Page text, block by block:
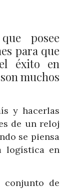
posee
para que
éxito en
muchos
y hacerlas
de un reloj
se piensa
logística en
conjunto de